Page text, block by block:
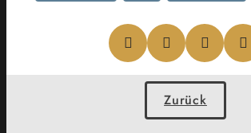
Zurück